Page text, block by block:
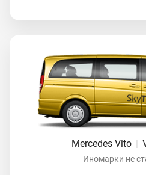
Mercedes Vito
Иномарки не